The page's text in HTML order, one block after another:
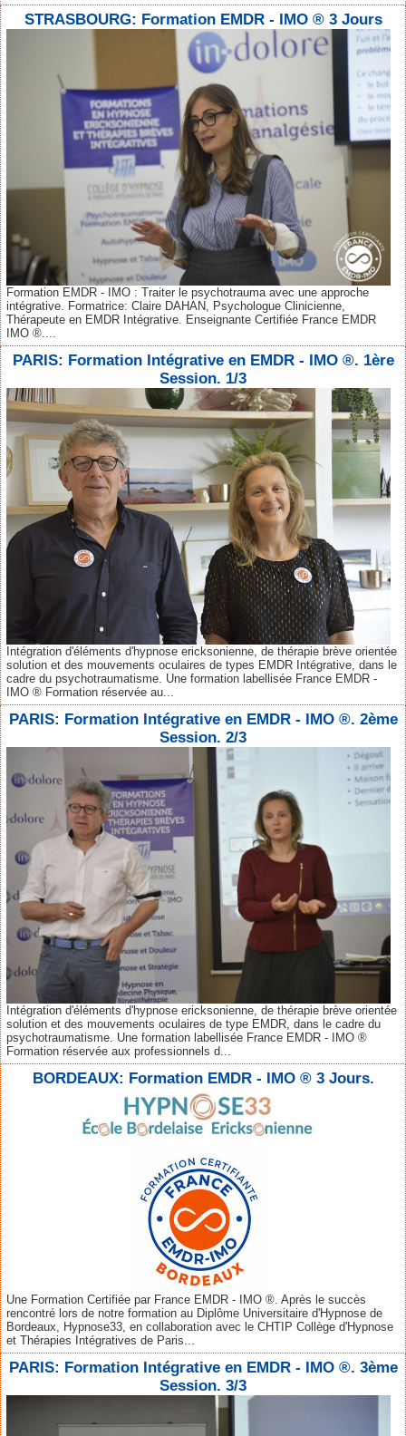
STRASBOURG: Formation EMDR - IMO ® 3 Jours
Formation EMDR - IMO : Traiter le psychotrauma avec une approche
intégrative. Formatrice: Claire DAHAN, Psychologue Clinicienne,
Thérapeute en EMDR Intégrative. Enseignante Certifiée France EMDR
IMO ®....
PARIS: Formation Intégrative en EMDR - IMO ®. 1ère
Session. 1/3
Intégration d'éléments d'hypnose ericksonienne, de thérapie brève orientée
solution et des mouvements oculaires de types EMDR Intégrative, dans le
cadre du psychotraumatisme. Une formation labellisée France EMDR -
IMO ® Formation réservée au...
PARIS: Formation Intégrative en EMDR - IMO ®. 2ème
Session. 2/3
Intégration d'éléments d'hypnose ericksonienne, de thérapie brève orientée
solution et des mouvements oculaires de type EMDR, dans le cadre du
psychotraumatisme. Une formation labellisée France EMDR - IMO ®
Formation réservée aux professionnels d...
BORDEAUX: Formation EMDR - IMO ® 3 Jours.
Une Formation Certifiée par France EMDR - IMO ®. Après le succès
rencontré lors de notre formation au Diplôme Universitaire d'Hypnose de
Bordeaux, Hypnose33, en collaboration avec le CHTIP Collège d'Hypnose
et Thérapies Intégratives de Paris...
PARIS: Formation Intégrative en EMDR - IMO ®. 3ème
Session. 3/3